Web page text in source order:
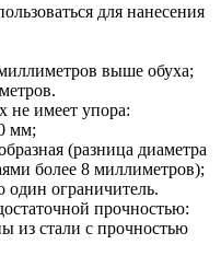
для нанесения
выше обуха;
не имеет упора:
мм;
(разница диаметра
более 8 миллиметров);
один ограничитель.
прочностью:
из стали с прочностью